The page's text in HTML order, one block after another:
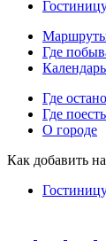
Где
Где
Где
О городе
Как добавить